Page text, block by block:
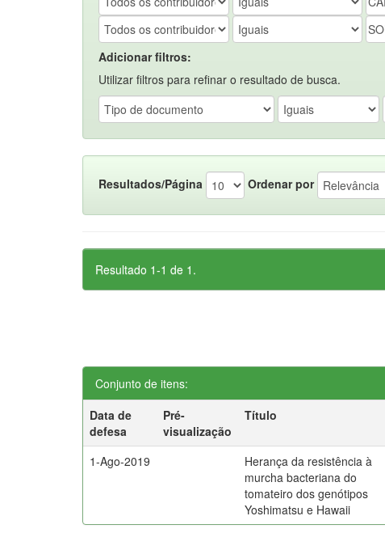
Adicionar filtros:
Utilizar filtros para refinar o resultado de busca.
Resultados/Página Ordenar por
Resultado 1-1 de 1.
Conjunto de itens:
Data de
defesa
Pré-
visualização
Título
1-Ago-2019
Herança da resistência à
murcha bacteriana do
tomateiro dos genótipos
Yoshimatsu e Hawaii